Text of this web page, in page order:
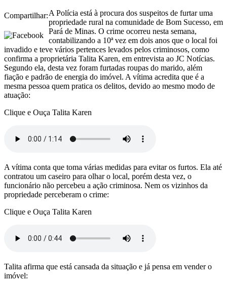
Compartilhar:A Polícia está à procura dos suspeitos de furtar uma
propriedade rural na comunidade de Bom Sucesso, em
Pará de Minas. O crime ocorreu nesta semana,
contabilizando a 10ª vez em dois anos que o local foi
invadido e teve vários pertences levados pelos criminosos, como
confirma a proprietária Talita Karen, em entrevista ao JC Notícias.
Segundo ela, desta vez foram furtadas roupas do marido, além
fiação e padrão de energia do imóvel. A vítima acredita que é a
mesma pessoa quem pratica os delitos, devido ao mesmo modo de
atuação:
Clique e Ouça Talita Karen
A vítima conta que toma várias medidas para evitar os furtos. Ela até
contratou um caseiro para olhar o local, porém desta vez, o
funcionário não percebeu a ação criminosa. Nem os vizinhos da
propriedade perceberam o crime:
Clique e Ouça Talita Karen
Talita afirma que está cansada da situação e já pensa em vender o
imóvel: